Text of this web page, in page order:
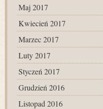
Maj 2017
Kwiecień 2017
Marzec 2017
Luty 2017
Styczeń 2017
Grudzień 2016
Listopad 2016